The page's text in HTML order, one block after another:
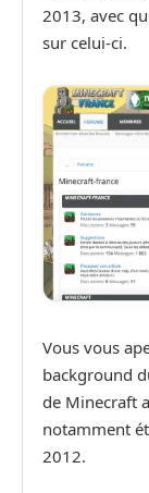
2013, avec
sur celui-ci.
Vous vous
background
de Minecraft
notamment
2012.